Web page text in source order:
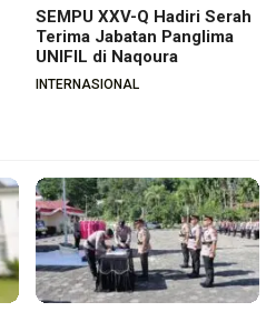
SEMPU XXV-Q Hadiri Serah
Terima Jabatan Panglima
UNIFIL di Naqoura
INTERNASIONAL